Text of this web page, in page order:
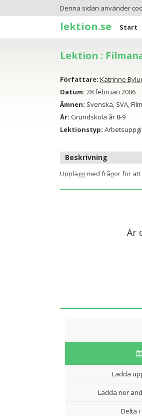
Denna sidan använder
lektion.se Start
Lektion :
Författare: Katrinne
Datum: 28 februari 2006
Ämnen: Svenska, SVA,
År: Grundskola år 8-9
Lektionstyp:
Beskrivning
Upplägg med frågor för
Är
Ladda
Ladda ner
Delta